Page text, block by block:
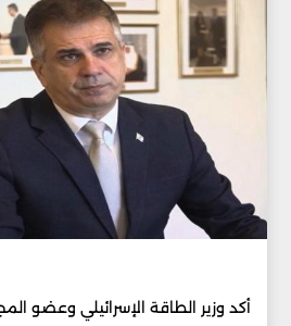
أكد وزير الطاقة الإسرائيلي وعضو